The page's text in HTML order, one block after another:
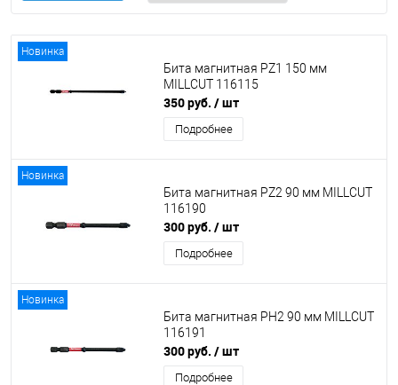
Новинка
Бита магнитная PZ1 150 мм
MILLCUT 116115
350 руб. / шт
Подробнее
Новинка
Бита магнитная PZ2 90 мм MILLCUT
116190
300 руб. / шт
Подробнее
Новинка
Бита магнитная PH2 90 мм MILLCUT
116191
300 руб. / шт
Подробнее